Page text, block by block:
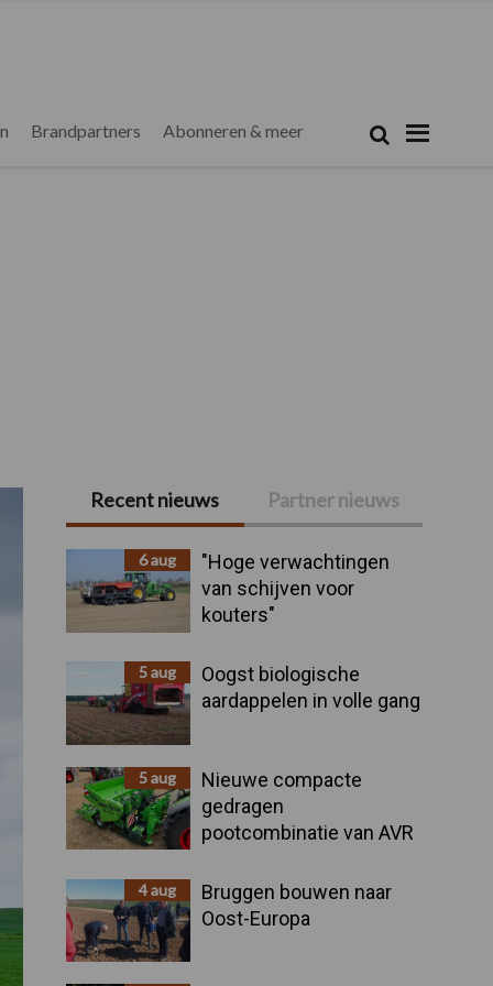
Brandpartners Abonneren & meer Zoek
Primaire
Sidebar
Recent nieuws Partner nieuws
6 aug
"Hoge verwachtingen
van schijven voor
kouters"
5 aug
Oogst biologische
aardappelen in volle gang
5 aug
Nieuwe compacte
gedragen
pootcombinatie van AVR
4 aug
Bruggen bouwen naar
Oost-Europa